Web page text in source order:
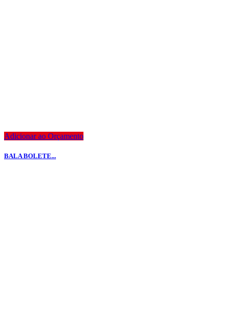
Adicionar ao Orçamento
BALA BOLETE...